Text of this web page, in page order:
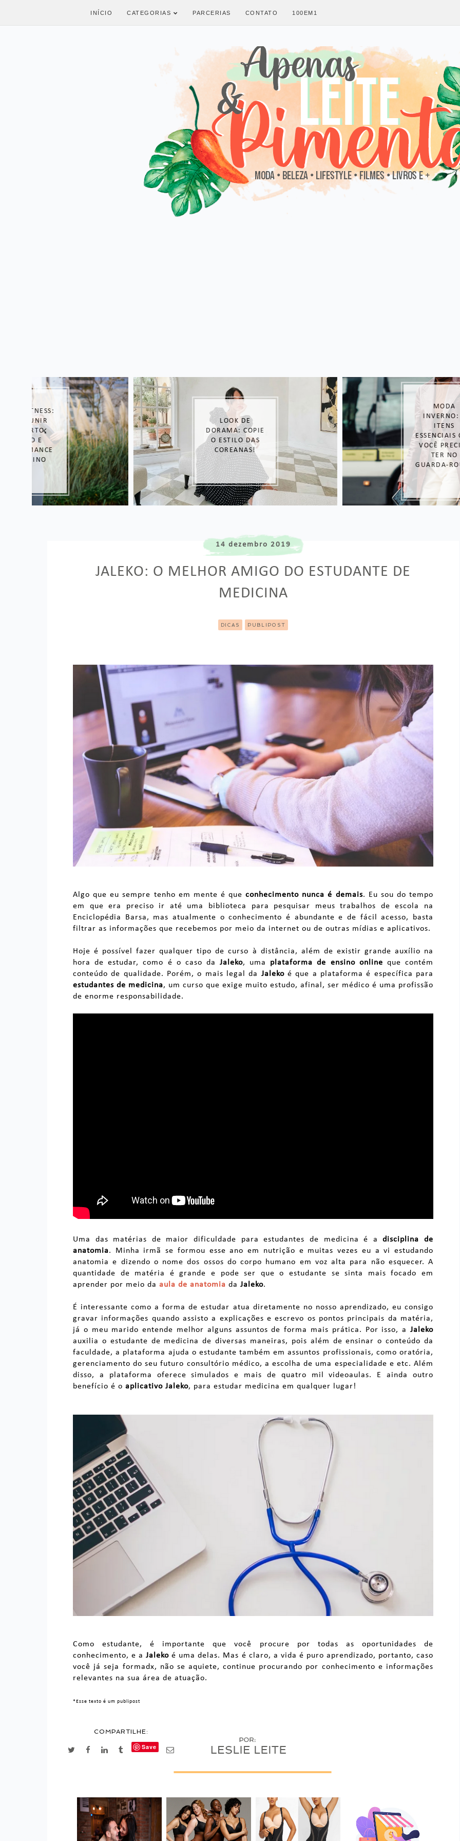
INÍCIO CATEGORIAS PARCERIAS CONTATO 100EM1
LOOK DE
DORAMA: COPIE
O ESTILO DAS
COREANAS!
MODA
INVERNO: 3
ITENS
ESSENCIAIS QUE
VOCÊ PRECISA
TER NO
GUARDA-ROUPA
14 dezembro 2019
JALEKO: O MELHOR AMIGO DO ESTUDANTE DE
MEDICINA
DICAS PUBLIPOST
Algo que eu sempre tenho em mente é queconhecimento nunca é demais. Eu sou do tempo
em que era preciso ir até uma biblioteca para pesquisar meus trabalhos de escola na
Enciclopédia Barsa, mas atualmente o conhecimento é abundante e de fácil acesso, basta
filtrar as informações que recebemos por meio da internet ou de outras mídias e aplicativos.
Hoje é possível fazer qualquer tipo de curso à distância, além de existir grande auxílio na
hora de estudar, como é o caso daJaleko, uma plataforma de ensino online que contém
conteúdo de qualidade. Porém, o mais legal da Jalekoé que a plataforma é específica para
estudantes de medicina, um curso que exige muito estudo, afinal, ser médico é uma profissão
de enorme responsabilidade.
Uma das matérias de maior dificuldade para estudantes de medicina é adisciplina de
anatomia. Minha irmã se formou esse ano em nutrição e muitas vezes eu a vi estudando
anatomia e dizendo o nome dos ossos do corpo humano em voz alta para não esquecer. A
quantidade de matéria é grande e pode ser que o estudante se sinta mais focado em
aprender por meio da aula de anatomia da Jaleko.
É interessante como a forma de estudar atua diretamente no nosso aprendizado, eu consigo
gravar informações quando assisto a explicações e escrevo os pontos principais da matéria,
já o meu marido entende melhor alguns assuntos de forma mais prática. Por isso, a Jaleko
auxilia o estudante de medicina de diversas maneiras, pois além de ensinar o conteúdo da
faculdade, a plataforma ajuda o estudante também em assuntos profissionais, como oratória,
gerenciamento do seu futuro consultório médico, a escolha de uma especialidade e etc. Além
disso, a plataforma oferece simulados e mais de quatro mil videoaulas. E ainda outro
benefício é o aplicativo Jaleko, para estudar medicina em qualquer lugar!
Como estudante, é importante que você procure por todas as oportunidades de
conhecimento, e aJalekoé uma delas. Mas é claro, a vida é puro aprendizado, portanto, caso
você já seja formadx, não se aquiete, continue procurando por conhecimento e informações
relevantes na sua área de atuação.
*Esse texto é um publipost
COMPARTILHE:
Save